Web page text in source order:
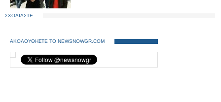
ΣΧΟΛΙΑΣΤΕ
ΑΚΟΛΟΥΘΗΣΤΕ ΤΟ NEWSNOWGR.COM